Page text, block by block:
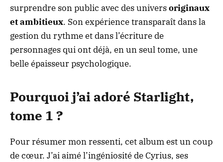
surprendre son public avec des universoriginaux
et ambitieux. Son expérience transparaît dans la
gestion du rythme et dans l’écriture de
personnages qui ont déjà, en un seul tome, une
belle épaisseur psychologique.
Pourquoi j’ai adoré Starlight,
tome 1 ?
Pour résumer mon ressenti, cet album est un coup
de cœur. J’ai aimé l’ingéniosité de Cyrius, ses